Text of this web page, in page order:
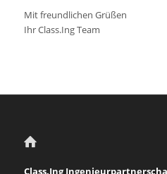
Mit freundlichen Grüßen
Ihr Class.Ing Team
Class.Ing